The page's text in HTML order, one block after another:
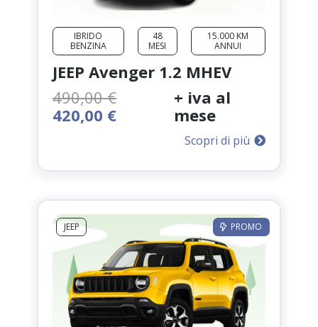
IBRIDO
BENZINA
48
MESI
15.000 KM
ANNUI
JEEP Avenger 1.2 MHEV
490,00€
Il
era:
420,00 €Il
è:
+ iva al
mese
Scopri di più
JEEP PROMO